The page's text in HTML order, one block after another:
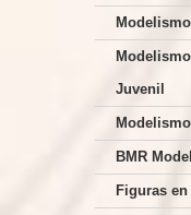
Juvenil
BMR
Figuras